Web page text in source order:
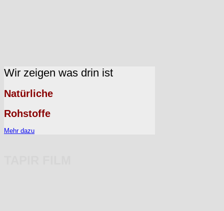
Wir zeigen was drin ist
Natürliche
Rohstoffe
Mehr dazu